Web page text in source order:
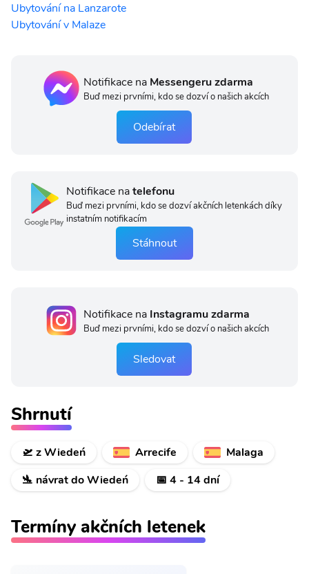
Ubytování na Lanzarote
Ubytování v Malaze
Notifikace na Messengeru zdarma
Buď mezi prvními, kdo se dozví o našich akcích
Odebírat
Notifikace natelefonu
Buď mezi prvními, kdo se dozví akčních letenkách díky
instatním notifikacím
Stáhnout
Notifikace na Instagramu zdarma
Buď mezi prvními, kdo se dozví o našich akcích
Sledovat
Shrnutí
🛫 z Wiedeń Arrecife
Malaga
🛬 návrat do Wiedeń
📅 4 - 14 dní
Termíny akčních letenek